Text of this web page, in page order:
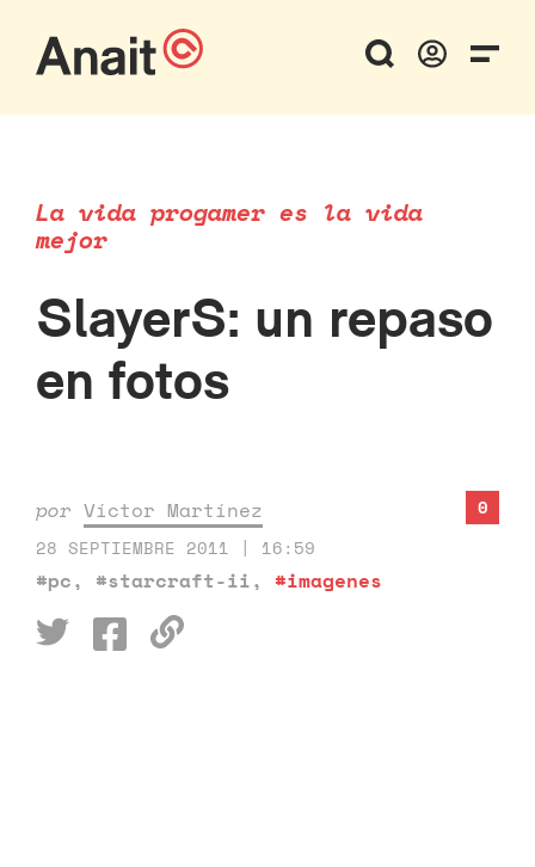
La vida progamer es la vida
mejor
SlayerS: un repaso
en fotos
por Víctor Martínez
28 SEPTIEMBRE 2011 | 16:59
#pc, #starcraft-ii, #imagenes
0